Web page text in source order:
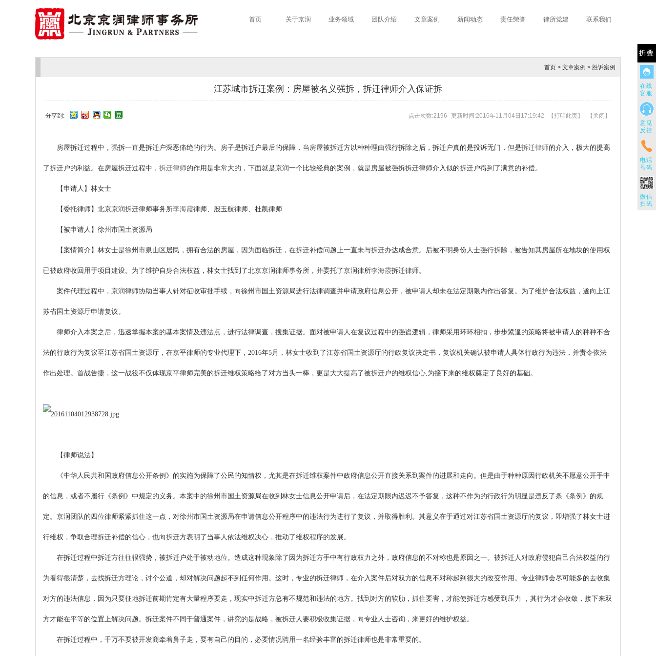
折叠
在线
客服
意见
反馈
电话
号码
微信
扫码
首页 关于京润 业务领域 团队介绍 文章案例 新闻动态 责任荣誉 律所党建 联系我们
首页 > 文章案例 > 胜诉案例
江苏城市拆迁案例：房屋被名义强拆，拆迁律师介入保证拆
分享到: 点击次数:2196 更新时间:2016年11月04日17:19:42 【打印此页】 【 关闭 】
房屋拆迁过程中，强拆一直是拆迁户深恶痛绝的行为。房子是拆迁户最后的保障，当房屋被拆迁方以种种理由强行拆除之后，拆迁户真的是投诉无门，但是拆迁律师的介入，极大的提高
了拆迁户的利益。在房屋拆迁过程中， 拆迁律师的作用是非常大的，下面就是京润一个比较经典的案例，就是房屋被强拆拆迁律师介入似的拆迁户得到了满意的补偿。
【申请人】林女士
【委托律师】北京京润拆迁律师事务所李海霞律师、殷玉航律师、杜凯律师
【被申请人】徐州市国土资源局
【案情简介】林女士是徐州市泉山区居民，拥有合法的房屋，因为面临拆迁，在拆迁补偿问题上一直未与拆迁办达成合意。后被不明身份人士强行拆除，被告知其房屋所在地块的使用权
已被政府收回用于项目建设。为了维护自身合法权益，林女士找到了北京京润律师事务所，并委托了京润律所李海霞拆迁律师。
案件代理过程中，京润律师协助当事人针对征收审批手续，向徐州市国土资源局进行法律调查并申请政府信息公开，被申请人却未在法定期限内作出答复。为了维护合法权益，遂向上江
苏省国土资源厅申请复议。
律师介入本案之后，迅速掌握本案的基本案情及违法点，进行法律调查，搜集证据。面对被申请人在复议过程中的强盗逻辑，律师采用环环相扣，步步紧逼的策略将被申请人的种种不合
法的行政行为复议至江苏省国土资源厅，在京平律师的专业代理下，2016年5月，林女士收到了江苏省国土资源厅的行政复议决定书，复议机关确认被申请人具体行政行为违法，并责令依法
作出处理。首战告捷，这一战役不仅体现京平律师完美的拆迁维权策略给了对方当头一棒，更是大大提高了被拆迁户的维权信心,为接下来的维权奠定了良好的基础。
【律师说法】
《中华人民共和国政府信息公开条例》的实施为保障了公民的知情权，尤其是在拆迁维权案件中政府信息公开直接关系到案件的进展和走向。但是由于种种原因行政机关不愿意公开手中
的信息，或者不履行《条例》中规定的义务。本案中的徐州市国土资源局在收到林女士信息公开申请后，在法定期限内迟迟不予答复，这种不作为的行政行为明显是违反了条《条例》的规
定。京润团队的四位律师紧紧抓住这一点，对徐州市国土资源局在申请信息公开程序中的违法行为进行了复议，并取得胜利。其意义在于通过对江苏省国土资源厅的复议，即增强了林女士进
行维权，争取合理拆迁补偿的信心，也向拆迁方表明了当事人依法维权决心，推动了维权程序的发展。
在拆迁过程中拆迁方往往很强势，被拆迁户处于被动地位。造成这种现象除了因为拆迁方手中有行政权力之外，政府信息的不对称也是原因之一。被拆迁人对政府侵犯自己合法权益的行
为看得很清楚，去找拆迁方理论，讨个公道，却对解决问题起不到任何作用。这时，专业的拆迁律师，在介入案件后对双方的信息不对称起到很大的改变作用。专业律师会尽可能多的去收集
对方的违法信息，因为只要征地拆迁前期肯定有大量程序要走，现实中拆迁方总有不规范和违法的地方。找到对方的软肋，抓住要害，才能使拆迁方感受到压力 ，其行为才会收敛，接下来双
方才能在平等的位置上解决问题。拆迁案件不同于普通案件，讲究的是战略，被拆迁人要积极收集证据，向专业人士咨询，来更好的维护权益。
在拆迁过程中，千万不要被开发商牵着鼻子走，要有自己的目的，必要情况聘用一名经验丰富的拆迁律师也是非常重要的。